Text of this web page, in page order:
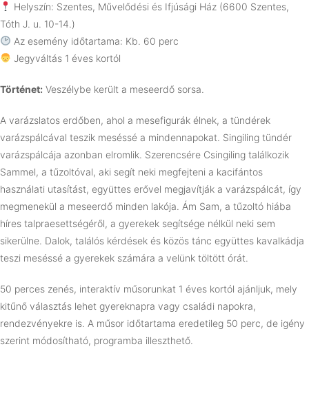
Helyszín: Szentes, Művelődési és Ifjúsági Ház (6600 Szentes,
Tóth J. u. 10-14.)
Az esemény időtartama: Kb. 60 perc
Jegyváltás 1 éves kortól
Történet: Veszélybe került a meseerdő sorsa.
A varázslatos erdőben, ahol a mesefigurák élnek, a tündérek
varázspálcával teszik meséssé a mindennapokat. Singiling tündér
varázspálcája azonban elromlik. Szerencsére Csingiling találkozik
Sammel, a tűzoltóval, aki segít neki megfejteni a kacifántos
használati utasítást, együttes erővel megjavítják a varázspálcát, így
megmenekül a meseerdő minden lakója. Ám Sam, a tűzoltó hiába
híres talpraesettségéről, a gyerekek segítsége nélkül neki sem
sikerülne. Dalok, találós kérdések és közös tánc együttes kavalkádja
teszi meséssé a gyerekek számára a velünk töltött órát.
50 perces zenés, interaktív műsorunkat 1 éves kortól ajánljuk, mely
kitűnő választás lehet gyereknapra vagy családi napokra,
rendezvényekre is. A műsor időtartama eredetileg 50 perc, de igény
szerint módosítható, programba illeszthető.